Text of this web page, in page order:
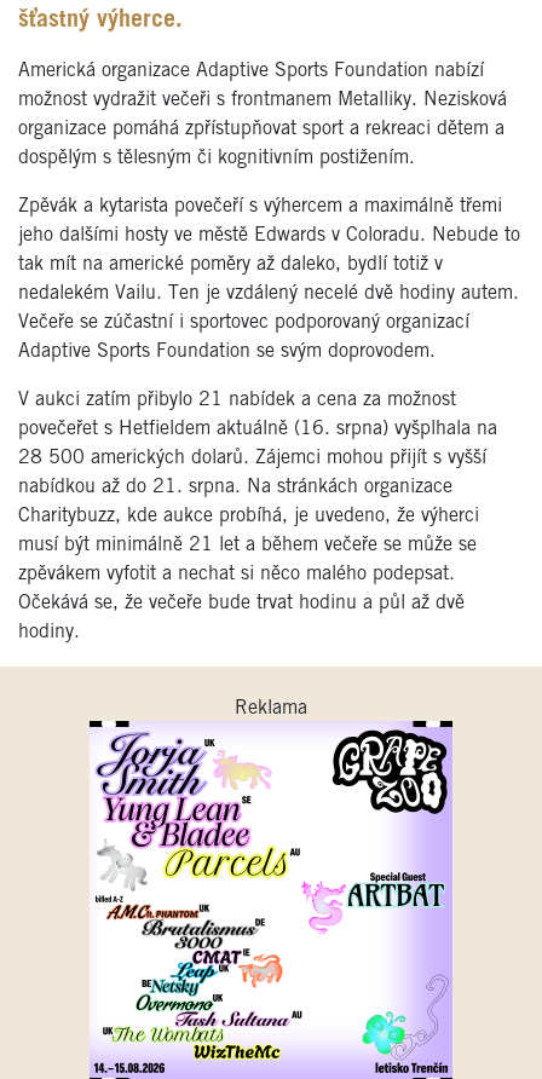
šťastný výherce.
Americká organizace Adaptive Sports Foundation nabízí
možnost vydražit večeři s frontmanem Metalliky. Nezisková
organizace pomáhá zpřístupňovat sport a rekreaci dětem a
dospělým s tělesným či kognitivním postižením.
Zpěvák a kytarista povečeří s výhercem a maximálně třemi
jeho dalšími hosty ve městě Edwards v Coloradu. Nebude to
tak mít na americké poměry až daleko, bydlí totiž v
nedalekém Vailu. Ten je vzdálený necelé dvě hodiny autem.
Večeře se zúčastní i sportovec podporovaný organizací
Adaptive Sports Foundation se svým doprovodem.
V aukci zatím přibylo 21 nabídek a cena za možnost
povečeřet s Hetfieldem aktuálně (16. srpna) vyšplhala na
28 500 amerických dolarů. Zájemci mohou přijít s vyšší
nabídkou až do 21. srpna. Na stránkách organizace
Charitybuzz, kde aukce probíhá, je uvedeno, že výherci
musí být minimálně 21 let a během večeře se může se
zpěvákem vyfotit a nechat si něco malého podepsat.
Očekává se, že večeře bude trvat hodinu a půl až dvě
hodiny.
Reklama